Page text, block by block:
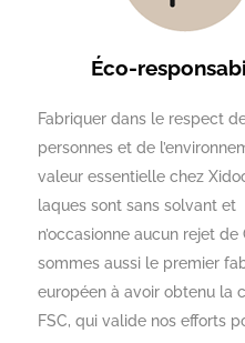
Éco-
Fabriquer dans le respect
personnes et de
valeur essentielle chez
laques sont sans solvant et
n’occasionne aucun rejet de
sommes aussi le premier
européen à avoir obtenu la
FSC, qui valide nos efforts